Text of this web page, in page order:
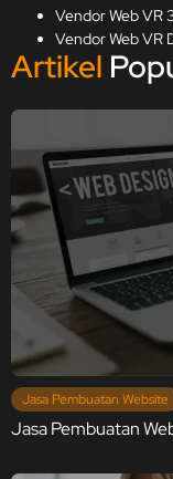
Vendor Web VR
Vendor Web VR
Artikel
Jasa Pembuatan Website
Jasa Pembuatan